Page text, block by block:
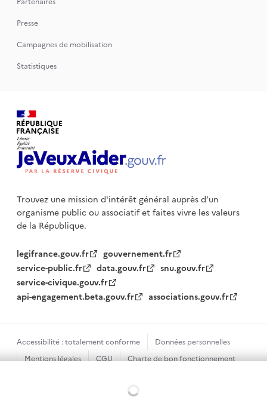
Chargement...
Presse
Campagnes de mobilisation
Statistiques
Trouvez une mission d'intérêt général auprès d’un
organisme publicou associatif et faites vivre les valeurs
de la République.
legifrance.gouv.fr
gouvernement.fr
service-public.fr
data.gouv.fr
snu.gouv.fr
service-civique.gouv.fr
api-engagement.beta.gouv.fr
associations.gouv.fr
Accessibilité : totalement conforme
Données personnelles
Mentions légales
CGU
Charte de bon fonctionnement